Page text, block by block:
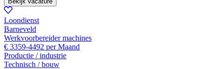
Loondienst
Barneveld
Werkvoorbereider machines
€ 3359-4492 per Maand
Productie / industrie
Technisch / bouw